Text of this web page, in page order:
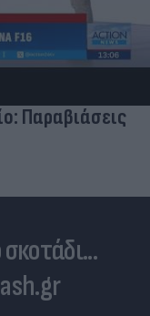
Παραβιάσεις